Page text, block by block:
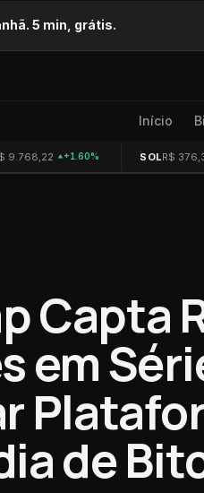
5 min, grátis.
Início
9.768,22 +1.60% SOLR$
Capta
em
de